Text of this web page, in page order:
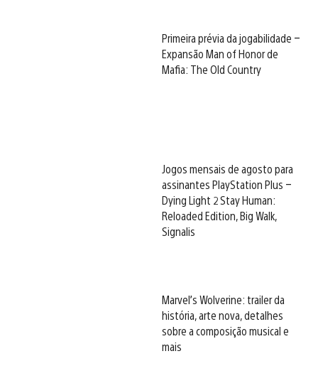
Primeira prévia da jogabilidade –
Expansão Man of Honor de
Mafia: The Old Country
Jogos mensais de agosto para
assinantes PlayStation Plus –
Dying Light 2 Stay Human:
Reloaded Edition, Big Walk,
Signalis
Marvel’s Wolverine: trailer da
história, arte nova, detalhes
sobre a composição musical e
mais